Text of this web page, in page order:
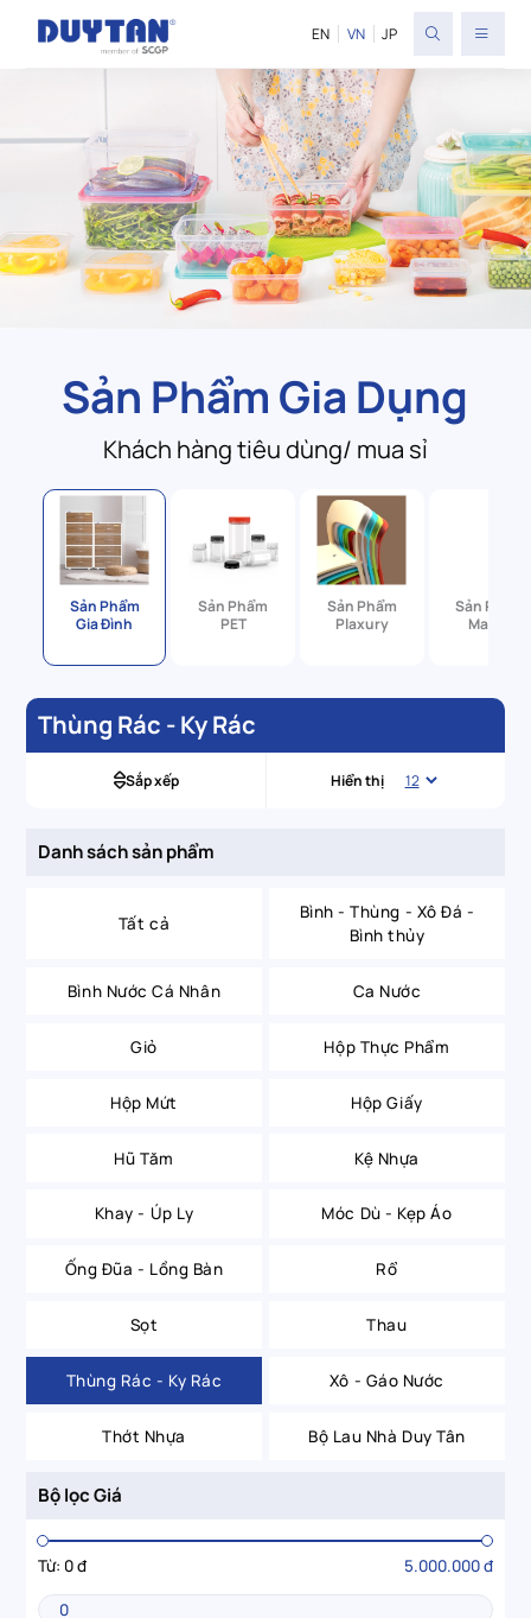
EN VN JP
Sản Phẩm Gia Dụng
Khách hàng tiêu dùng/ mua sỉ
Sản Phẩm
Gia Đình
Sản Phẩm
PET
Sản Phẩm
Plaxury
Sản Phẩm
Matsu
Thùng Rác - Ky Rác
Sắp xếp Hiển thị
Danh sách sản phẩm
Tất cả
Bình - Thùng - Xô Đá -
Bình thủy
Bình Nước Cá Nhân Ca Nước
Giỏ Hộp Thực Phẩm
Hộp Mứt Hộp Giấy
Hũ Tăm Kệ Nhựa
Khay - Úp Ly Móc Dù - Kẹp Áo
Ống Đũa - Lồng Bàn Rổ
Sọt Thau
Thùng Rác - Ky Rác Xô - Gáo Nước
Thớt Nhựa Bộ Lau Nhà Duy Tân
Bộ lọc Giá
Từ: 0 đ 5.000.000 đ